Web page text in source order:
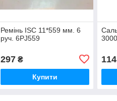
Ремінь ISC 11*559 мм. 6
руч. 6PJ559
297₴
Купити